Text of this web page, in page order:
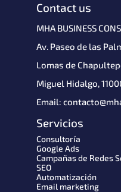
Contact us
MHA BUSINESS
Av. Paseo de las
Lomas de
Miguel Hidalgo,
Email:
Servicios
Consultoría
Google Ads
Campañas de Redes
SEO
Automatización
Email marketing